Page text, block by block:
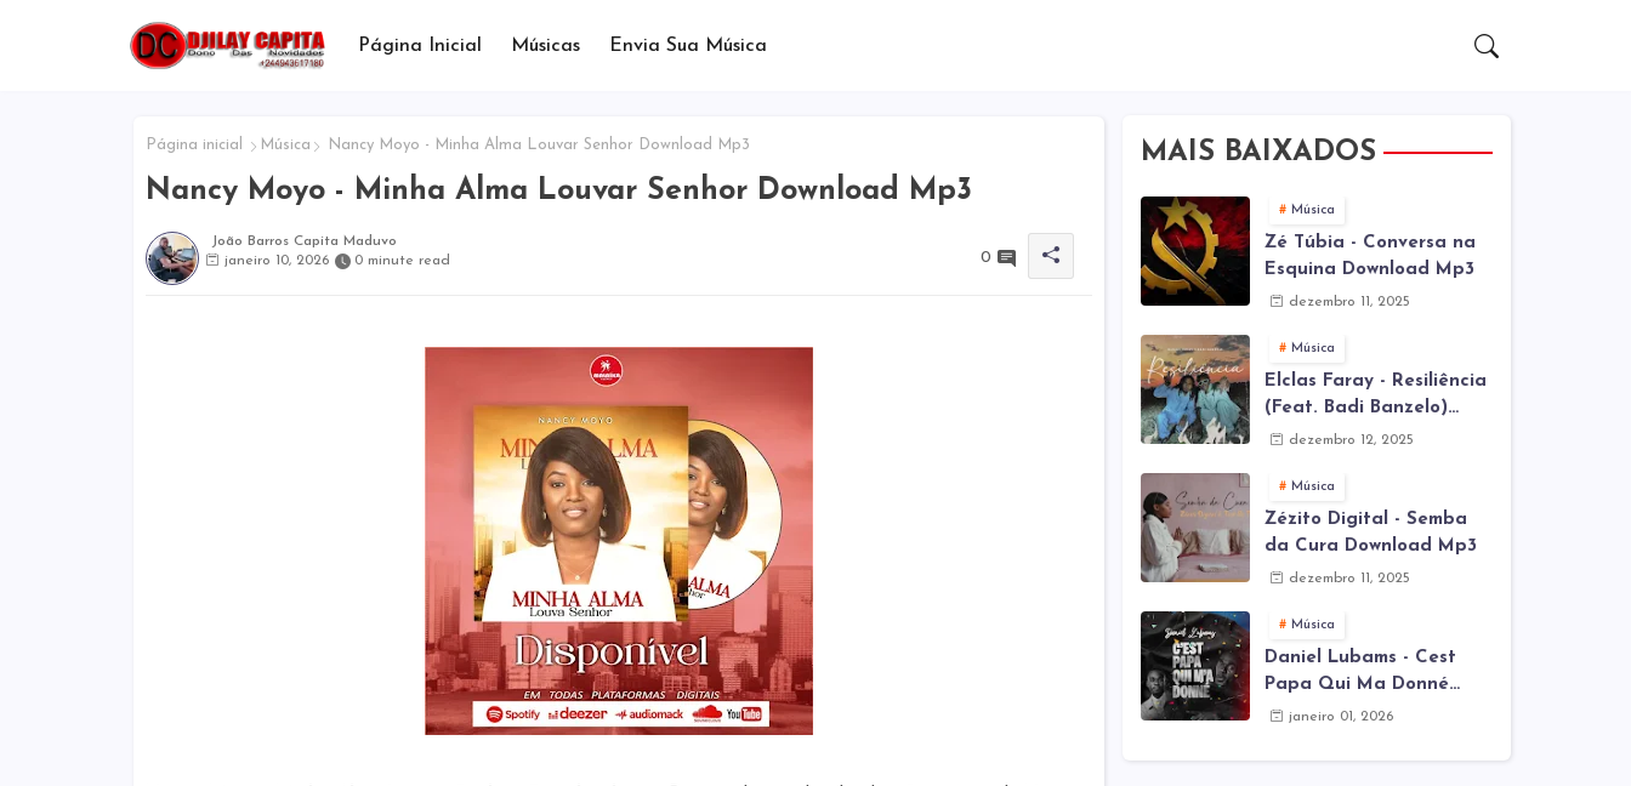
Página Inicial Músicas Envia Sua Música
Página inicial Música Nancy Moyo - Minha Alma Louvar Senhor Download Mp3
Nancy Moyo - Minha Alma Louvar Senhor Download Mp3
João Barros Capita Maduvo
janeiro 10, 2026
0 minute read 0
MAIS BAIXADOS
Música
Zé Túbia - Conversa na
Esquina Download Mp3
dezembro 11, 2025
Música
Elclas Faray - Resiliência
(Feat. Badi Banzelo)
Download Mp3
dezembro 12, 2025
Música
Zézito Digital - Semba
da Cura Download Mp3
dezembro 11, 2025
Música
Daniel Lubams - Cest
Papa Qui Ma Donné
(Mes Remix) Download
janeiro 01, 2026